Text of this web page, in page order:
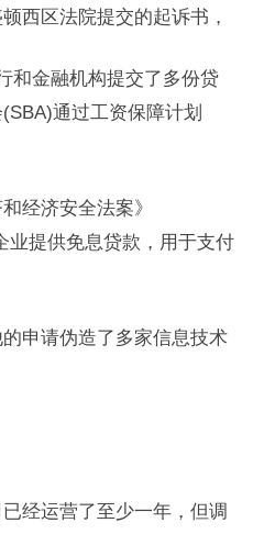
西区法院提交的起诉书，
和金融机构提交了多份贷
通过工资保障计划
经济安全法案》
业提供免息贷款，用于支付
申请伪造了多家信息技术
经运营了至少一年，但调